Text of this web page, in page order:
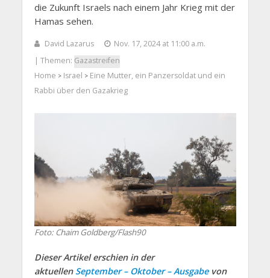
die Zukunft Israels nach einem Jahr Krieg mit der
Hamas sehen.
David Lazarus
Nov. 17, 2024 at 11:00 a.m.
| Themen: Gazastreifen
Home > Israel > Eine Mutter, ein Panzersoldat und ein
Rabbi über den Gazakrieg
Foto: Chaim Goldberg/Flash90
Dieser Artikel erschien in der
aktuellen September – Oktober – Ausgabevon